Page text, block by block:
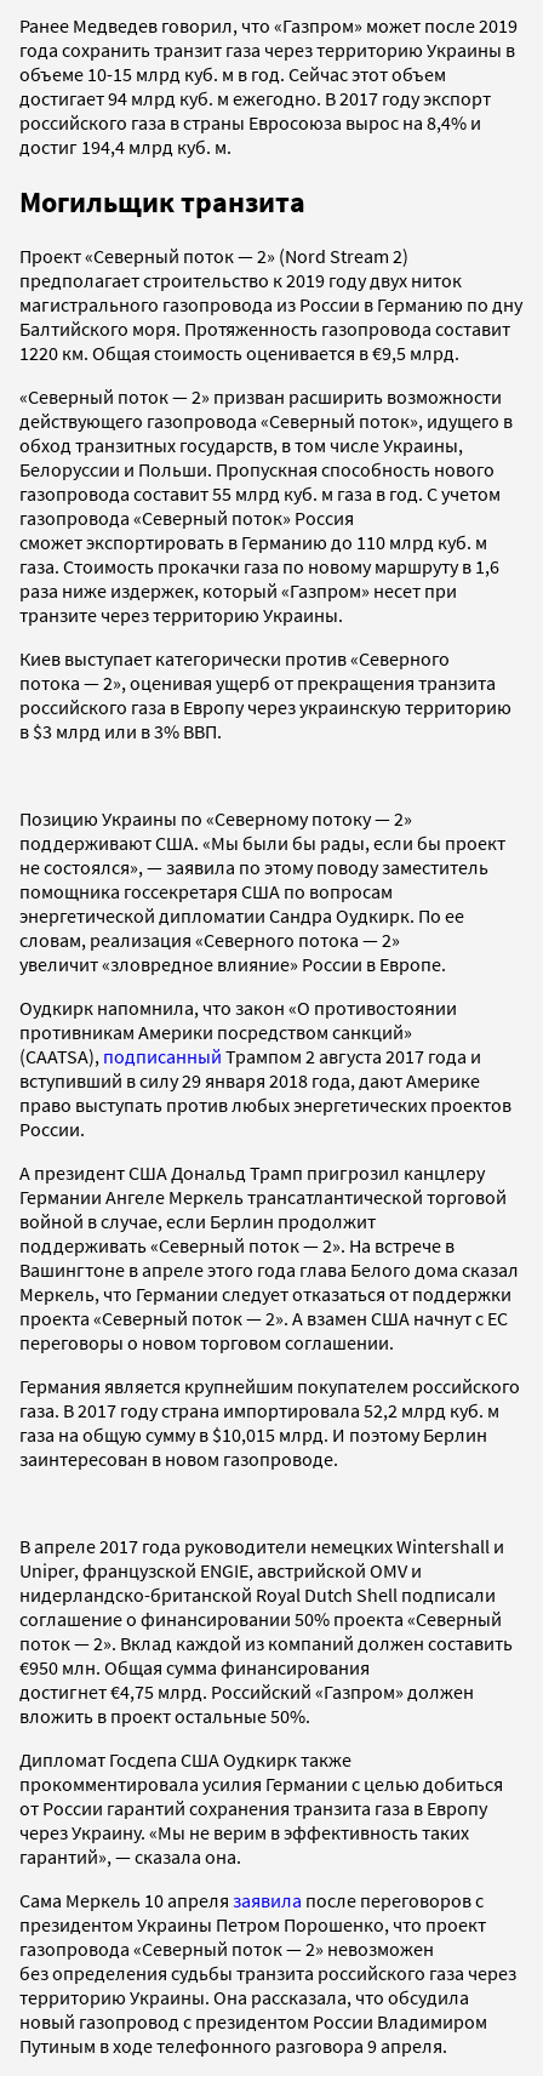
Ранее Медведев говорил, что «Газпром» может после 2019
года сохранить транзит газа через территорию Украины в
объеме 10-15 млрд куб. м в год. Сейчас этот объем
достигает 94 млрд куб. м ежегодно. В 2017 году экспорт
российского газа в страны Евросоюза вырос на 8,4% и
достиг 194,4 млрд куб. м.
Могильщик транзита
Проект «Северный поток — 2» (Nord Stream 2)
предполагает строительство к 2019 году двух ниток
магистрального газопровода из России в Германию по дну
Балтийского моря. Протяженность газопровода составит
1220 км. Общая стоимость оценивается в €9,5 млрд.
«Северный поток — 2» призван расширить возможности
действующего газопровода «Северный поток», идущего в
обход транзитных государств, в том числе Украины,
Белоруссии и Польши. Пропускная способность нового
газопровода составит 55 млрд куб. м газа в год. С учетом
газопровода «Северный поток» Россия
сможет экспортировать в Германию до 110 млрд куб. м
газа. Стоимость прокачки газа по новому маршруту в 1,6
раза ниже издержек, который «Газпром» несет при
транзите через территорию Украины.
Киев выступает категорически против «Северного
потока — 2», оценивая ущерб от прекращения транзита
российского газа в Европу через украинскую территорию
в $3 млрд или в 3% ВВП.
Позицию Украины по «Северному потоку — 2»
поддерживают США. «Мы были бы рады, если бы проект
не состоялся», — заявила по этому поводу заместитель
помощника госсекретаря США по вопросам
энергетической дипломатии Сандра Оудкирк. По ее
словам, реализация «Северного потока — 2»
увеличит «зловредное влияние» России в Европе.
Оудкирк напомнила, что закон «О противостоянии
противникам Америки посредством санкций»
(CAATSA), подписанный Трампом 2 августа 2017 года и
вступивший в силу 29 января 2018 года, дают Америке
право выступать против любых энергетических проектов
России.
А президент США Дональд Трамп пригрозил канцлеру
Германии Ангеле Меркель трансатлантической торговой
войной в случае, если Берлин продолжит
поддерживать «Северный поток — 2». На встрече в
Вашингтоне в апреле этого года глава Белого дома сказал
Меркель, что Германии следует отказаться от поддержки
проекта «Северный поток — 2». А взамен США начнут с ЕС
переговоры о новом торговом соглашении.
Германия является крупнейшим покупателем российского
газа. В 2017 году страна импортировала 52,2 млрд куб. м
газа на общую сумму в $10,015 млрд. И поэтому Берлин
заинтересован в новом газопроводе.
В апреле 2017 года руководители немецких Wintershall и
Uniper, французской ENGIE, австрийской OMV и
нидерландско-британской Royal Dutch Shell подписали
соглашение о финансировании 50% проекта «Северный
поток — 2». Вклад каждой из компаний должен составить
€950 млн. Общая сумма финансирования
достигнет €4,75 млрд. Российский «Газпром» должен
вложить в проект остальные 50%.
Дипломат Госдепа США Оудкирк также
прокомментировала усилия Германии с целью добиться
от России гарантий сохранения транзита газа в Европу
через Украину. «Мы не верим в эффективность таких
гарантий», — сказала она.
Сама Меркель 10 апреля заявила после переговоров с
президентом Украины Петром Порошенко, что проект
газопровода «Северный поток — 2» невозможен
без определения судьбы транзита российского газа через
территорию Украины. Она рассказала, что обсудила
новый газопровод с президентом России Владимиром
Путиным в ходе телефонного разговора 9 апреля.